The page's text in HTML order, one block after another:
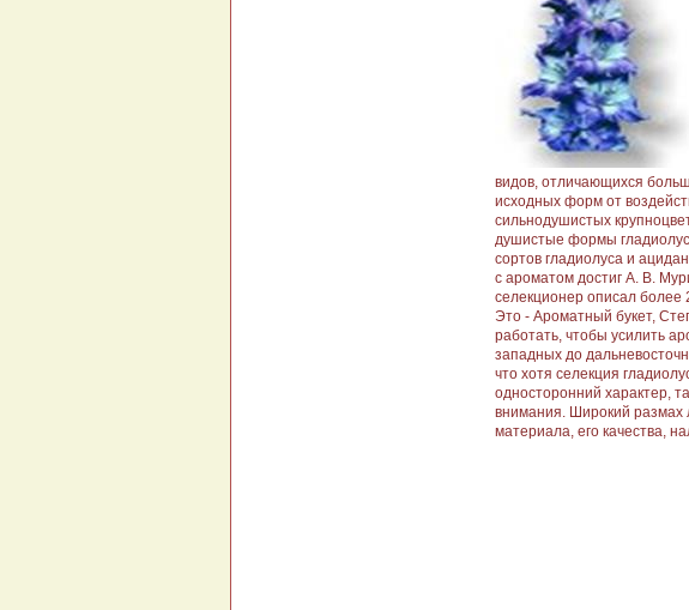
видов, отличающихся
исходных форм от
сильнодушистых
душистые формы
сортов гладиолуса и
с ароматом достиг А. В.
селекционер описал
Это - Ароматный букет,
работать, чтобы усилить
западных до
что хотя селекция
односторонний характер,
внимания. Широкий размах
материала, его качества,